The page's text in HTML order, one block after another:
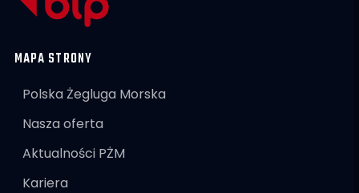
MAPA STRONY
Polska Żegluga Morska
Nasza oferta
Aktualności PŻM
Kariera